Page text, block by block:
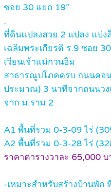
ซอย 30 แยก 19”
.
ที่ดินแปลงสวย 2 แปลง แบ่
เฉลิมพระเกียรติ ร.9 ซอย
เวียนเจ้าแม่กวนอิม
สาธารณูปโภคครบ ถนนคอ
ประมาณ) 3 นาทีจากถนนว
จาก ม.ราม 2
A1 พื้นที่รวม 0-3-09 ไร่
A2 พื้นที่รวม 0-3-28 ไร่
ราคาตารางวาละ 65,000 บ
-เหมาะสำหรับสร้างบ้านพั